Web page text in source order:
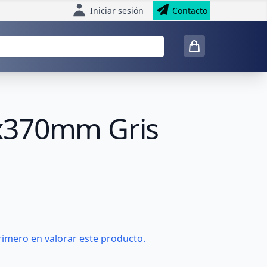
Iniciar sesión Contacto
Gris
en valorar este producto.